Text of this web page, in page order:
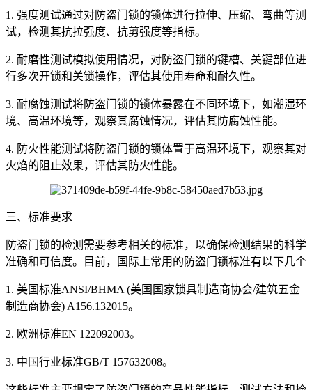
1. 强度测试通过对防盗门锁的锁体进行拉伸、压缩、弯曲等测
试，检测其抗拉强度、抗剪强度等指标。
2. 耐磨性测试模拟使用情况，对防盗门锁的键槽、关键部位进
行多次开锁和关锁操作，评估其使用寿命和耐久性。
3. 耐腐蚀测试将防盗门锁的锁体暴露在不同环境下，如潮湿环
境、高温环境等，观察其腐蚀情况，评估其防腐蚀性能。
4. 防火性能测试将防盗门锁的锁体置于高温环境下，观察其对
火焰的阻止效果，评估其防火性能。
三、标准要求
防盗门锁的检测需要参考相关的标准，以确保检测结果的科学
准确和可信度。目前，国际上常用的防盗门锁标准有以下几个
1. 美国标准ANSI/BHMA (美国国家锁具制造商协会/建筑五金
制造商协会) A156.132015。
2. 欧洲标准EN 122092003。
3. 中国行业标准GB/T 157632008。